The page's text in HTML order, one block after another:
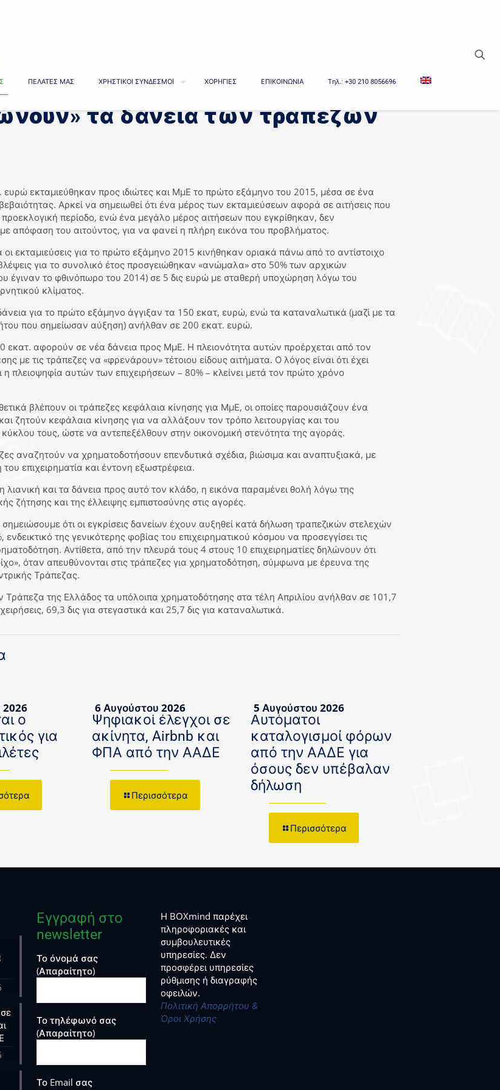
ΠΕΛΑΤΕΣ ΜΑΣ ΧΡΗΣΤΙΚΟΙ ΣΥΝΔΕΣΜΟΙ ΧΟΡΗΓΙΕΣ ΕΠΙΚΟΙΝΩΝΙΑ Tηλ.: +30 210 8056696
τα δάνεια των τραπεζών
ευρώ εκταμιεύθηκαν προς ιδιώτες και ΜμΕ το πρώτο εξάμηνο του 2015, μέσα σε ένα
Αρκεί να σημειωθεί ότι ένα μέρος των εκταμιεύσεων αφορά σε αιτήσεις που
προεκλογική περίοδο, ενώ ένα μεγάλο μέρος αιτήσεων που εγκρίθηκαν, δεν
απόφαση του αιτούντος, για να φανεί η πλήρη εικόνα του προβλήματος.
οι εκταμιεύσεις για το πρώτο εξάμηνο 2015 κινήθηκαν οριακά πάνω από το αντίστοιχο
για το συνολικό έτος προσγειώθηκαν «ανώμαλα» στο 50% των αρχικών
έγιναν το φθινόπωρο του 2014) σε 5 δις ευρώ με σταθερή υποχώρηση λόγω του
κλίματος.
για το πρώτο εξάμηνο άγγιξαν τα 150 εκατ, ευρώ, ενώ τα καταναλωτικά (μαζί με τα
που σημείωσαν αύξηση) ανήλθαν σε 200 εκατ. ευρώ.
εκατ. αφορούν σε νέα δάνεια προς ΜμΕ. Η πλειονότητα αυτών προέρχεται από τον
με τις τράπεζες να «φρενάρουν» τέτοιου είδους αιτήματα. Ο λόγος είναι ότι έχει
η πλειοψηφία αυτών των επιχειρήσεων – 80% – κλείνει μετά τον πρώτο χρόνο
βλέπουν οι τράπεζες κεφάλαια κίνησης για ΜμΕ, οι οποίες παρουσιάζουν ένα
ζητούν κεφάλαια κίνησης για να αλλάξουν τον τρόπο λειτουργίας και του
τους, ώστε να αντεπεξέλθουν στην οικονομική στενότητα της αγοράς.
αναζητούν να χρηματοδοτήσουν επενδυτικά σχέδια, βιώσιμα και αναπτυξιακά, με
του επιχειρηματία και έντονη εξωστρέφεια.
και τα δάνεια προς αυτό τον κλάδο, η εικόνα παραμένει θολή λόγω της
ζήτησης και της έλλειψης εμπιστοσύνης στις αγορές.
σημειώσουμε ότι οι εγκρίσεις δανείων έχουν αυξηθεί κατά δήλωση τραπεζικών στελεχών
ενδεικτικό της γενικότερης φοβίας του επιχειρηματικού κόσμου να προσεγγίσει τις
Αντίθετα, από την πλευρά τους 4 στους 10 επιχειρηματίες δηλώνουν ότι
όταν απευθύνονται στις τράπεζες για χρηματοδότηση, σύμφωνα με έρευνα της
Τράπεζας.
της Ελλάδος τα υπόλοιπα χρηματοδότησης στα τέλη Απριλίου ανήλθαν σε 101,7
69,3 δις για στεγαστικά και 25,7 δις για καταναλωτικά.
2026
ο
για
6 Αυγούστου 2026
Ψηφιακοί έλεγχοι σε
ακίνητα, Airbnb και
ΦΠΑ από την ΑΑΔΕ
Περισσότερα
5 Αυγούστου 2026
Αυτόματοι
καταλογισμοί φόρων
από την ΑΑΔΕ για
όσους δεν υπέβαλαν
δήλωση
Περισσότερα
Εγγραφή στο
newsletter
Το όνομά σας
(Απαραίτητο)
Το τηλέφωνό σας
(Απαραίτητο)
Το Email σας
Η BOXmind παρέχει
πληροφοριακές και
συμβουλευτικές
υπηρεσίες. Δεν
προσφέρει υπηρεσίες
ρύθμισης ή διαγραφής
οφειλών.
Πολιτική Απορρήτου &
Όροι Χρήσης